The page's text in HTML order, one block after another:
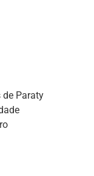
de Paraty